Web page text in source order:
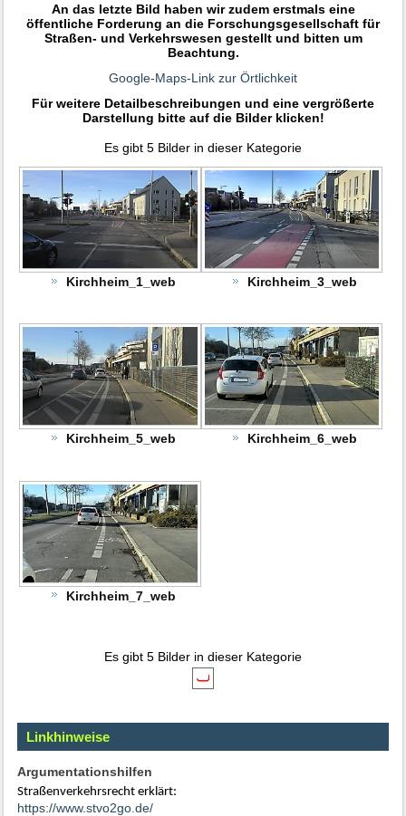
An das letzte Bild haben wir zudem erstmals eine
öffentliche Forderung an die Forschungsgesellschaft für
Straßen- und Verkehrswesen gestellt und bitten um
Beachtung.
Google-Maps-Link zur Örtlichkeit
Für weitere Detailbeschreibungen und eine vergrößerte
Darstellung bitte auf die Bilder klicken!
Es gibt 5 Bilder in dieser Kategorie
Kirchheim_1_web Kirchheim_3_web
Kirchheim_5_web Kirchheim_6_web
Kirchheim_7_web
Es gibt 5 Bilder in dieser Kategorie
Linkhinweise
Argumentationshilfen
Straßenverkehrsrecht erklärt:
https://www.stvo2go.de/